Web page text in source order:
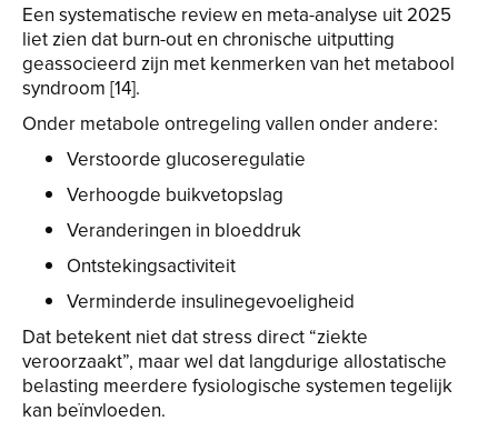
Een systematische review en meta-analyse uit 2025
liet zien dat burn-out en chronische uitputting
geassocieerd zijn met kenmerken van het metabool
syndroom [14].
Onder metabole ontregeling vallen onder andere:
Verstoorde glucoseregulatie
Verhoogde buikvetopslag
Veranderingen in bloeddruk
Ontstekingsactiviteit
Verminderde insulinegevoeligheid
Dat betekent niet dat stress direct “ziekte
veroorzaakt”, maar wel dat langdurige allostatische
belasting meerdere fysiologische systemen tegelijk
kan beïnvloeden.